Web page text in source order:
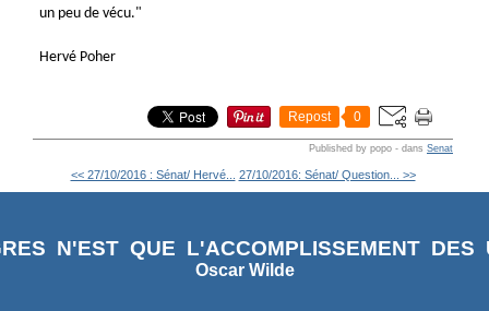
un peu de vécu."
Hervé Poher
Repost 0
Published by popo - dans Senat
<< 27/10/2016 : Sénat/ Hervé... 27/10/2016: Sénat/ Question... >>
N'EST QUE L'ACCOMPLISSEMENT DES
Oscar Wilde